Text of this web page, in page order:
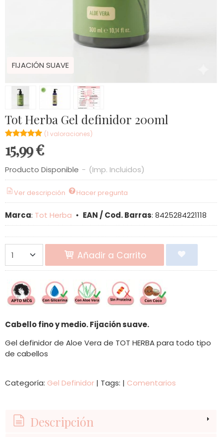
FIJACIÓN SUAVE
Tot Herba Gel definidor 200ml
★★★★★
★★★★★ (1 valoraciones)
15,99 €
Producto Disponible - (Imp. Incluidos)
Ver descripción Hacer pregunta
Marca: Tot Herba • EAN / Cod. Barras: 8425284221118
Añadir a Carrito
Cabello fino y medio. Fijación suave.
Gel definidor de Aloe Vera de TOT HERBA para todo tipo
de cabellos
Categoría: Gel Definidor | Tags: | Comentarios
Descripción